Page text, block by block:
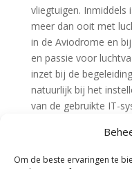
Om de beste ervaringen te
vliegtuigen. Inmiddels
meer dan ooit met
in de Aviodrome en
en passie voor
inzet bij de
natuurlijk bij het
van de gebruikte IT-
Paul volgde de
simulator systemen,